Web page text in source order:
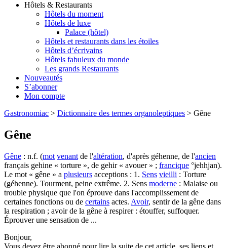
Hôtels & Restaurants
Hôtels du moment
Hôtels de luxe
Palace (hôtel)
Hôtels et restaurants dans les étoiles
Hôtels d’écrivains
Hôtels fabuleux du monde
Les grands Restaurants
Nouveautés
S’abonner
Mon compte
Gastronomiac > Dictionnaire des termes organoleptiques > Gêne
Gêne
Gêne : n.f. (mot venant de l'altération, d'après géhenne, de l'ancien
français gehine « torture », de gehir « avouer » ; francique °jehhjan).
Le mot « gêne » a plusieurs acceptions : 1. Sens vieilli : Torture
(géhenne). Tourment, peine extrême. 2. Sens moderne : Malaise ou
trouble physique que l'on éprouve dans l'accomplissement de
certaines fonctions ou de certains actes. Avoir, sentir de la gêne dans
la respiration ; avoir de la gêne à respirer : étouffer, suffoquer.
Éprouver une sensation de ...
Bonjour,
Vous devez être abonné pour lire la suite de cet article, ses liens et